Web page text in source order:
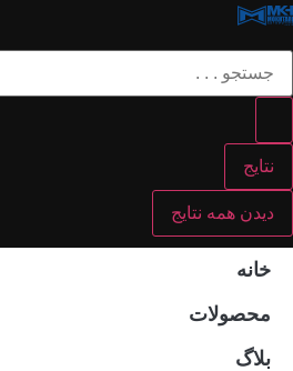
نتایج
دیدن همه نتایج
خانه
محصولات
بلاگ